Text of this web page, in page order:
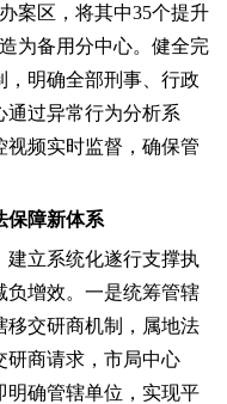
案区，将其中35个提升
为备用分中心。健全完
明确全部刑事、行政
通过异常行为分析系
视频实时监督，确保管
保障新体系
立系统化遂行支撑执
负增效。一是统筹管辖
移交研商机制，属地法
研商请求，市局中心
明确管辖单位，实现平